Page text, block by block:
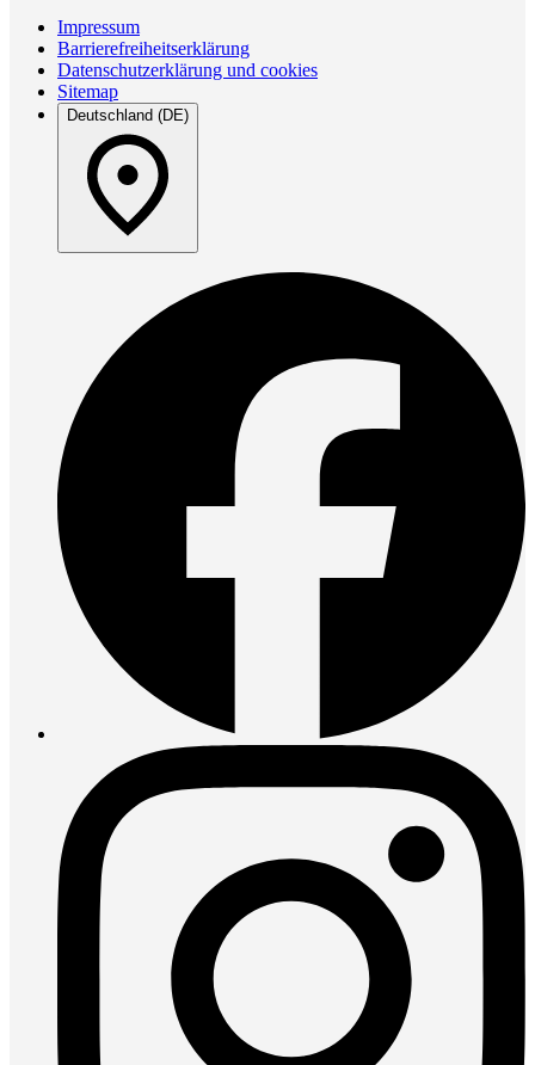
Impressum
Barrierefreiheitserklärung
Datenschutzerklärung und cookies
Sitemap
Deutschland (DE)